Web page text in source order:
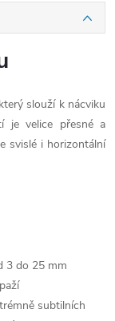
slouží k nácviku
je velice přesné a
svislé i horizontální
3 do 25 mm
subtilních